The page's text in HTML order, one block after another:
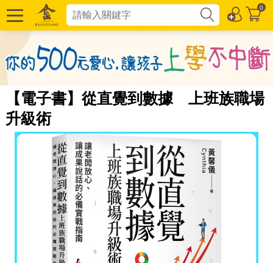
0
【電子書】從直覺到數據 上班族職場
升級術